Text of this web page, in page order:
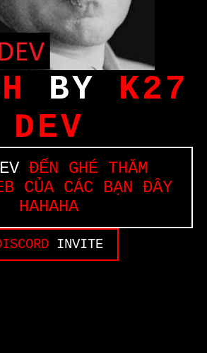
BY K27
DEV
ĐẾN GHÉ THĂM
CỦA CÁC BẠN ĐÂY
HAHAHA
INVITE